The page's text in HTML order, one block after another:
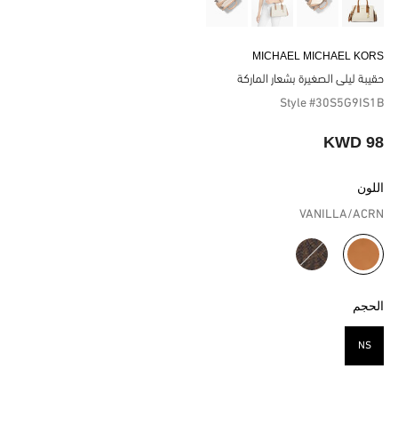
MICHAEL MICHAEL KORS
حقيبة ليلى الصغيرة بشعار الماركة
Style #30S5G9IS1B
98 KWD
اللون
VANILLA/ACRN
مختار
الحجم
NS